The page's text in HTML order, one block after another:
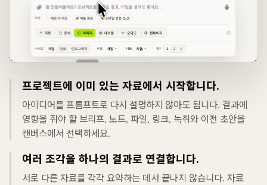
프로젝트에 이미 있는 자료에서 시작합니다.
아이디어를 프롬프트로 다시 설명하지 않아도 됩니다. 결과에
영향을 줘야 할 브리프, 노트, 파일, 링크, 녹취와 이전 초안을
캔버스에서 선택하세요.
여러 조각을 하나의 결과로 연결합니다.
서로 다른 자료를 각각 요약하는 데서 끝나지 않습니다. 자료